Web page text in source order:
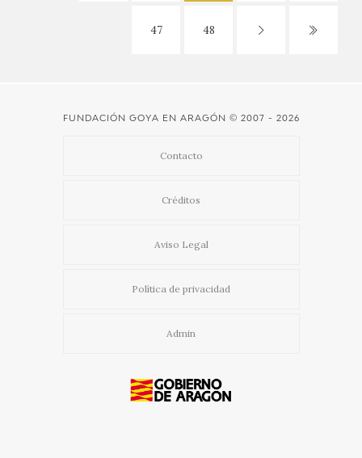
47 48
FUNDACIÓN GOYA EN ARAGÓN © 2007 - 2026
Contacto
Créditos
Aviso Legal
Política de privacidad
Admin